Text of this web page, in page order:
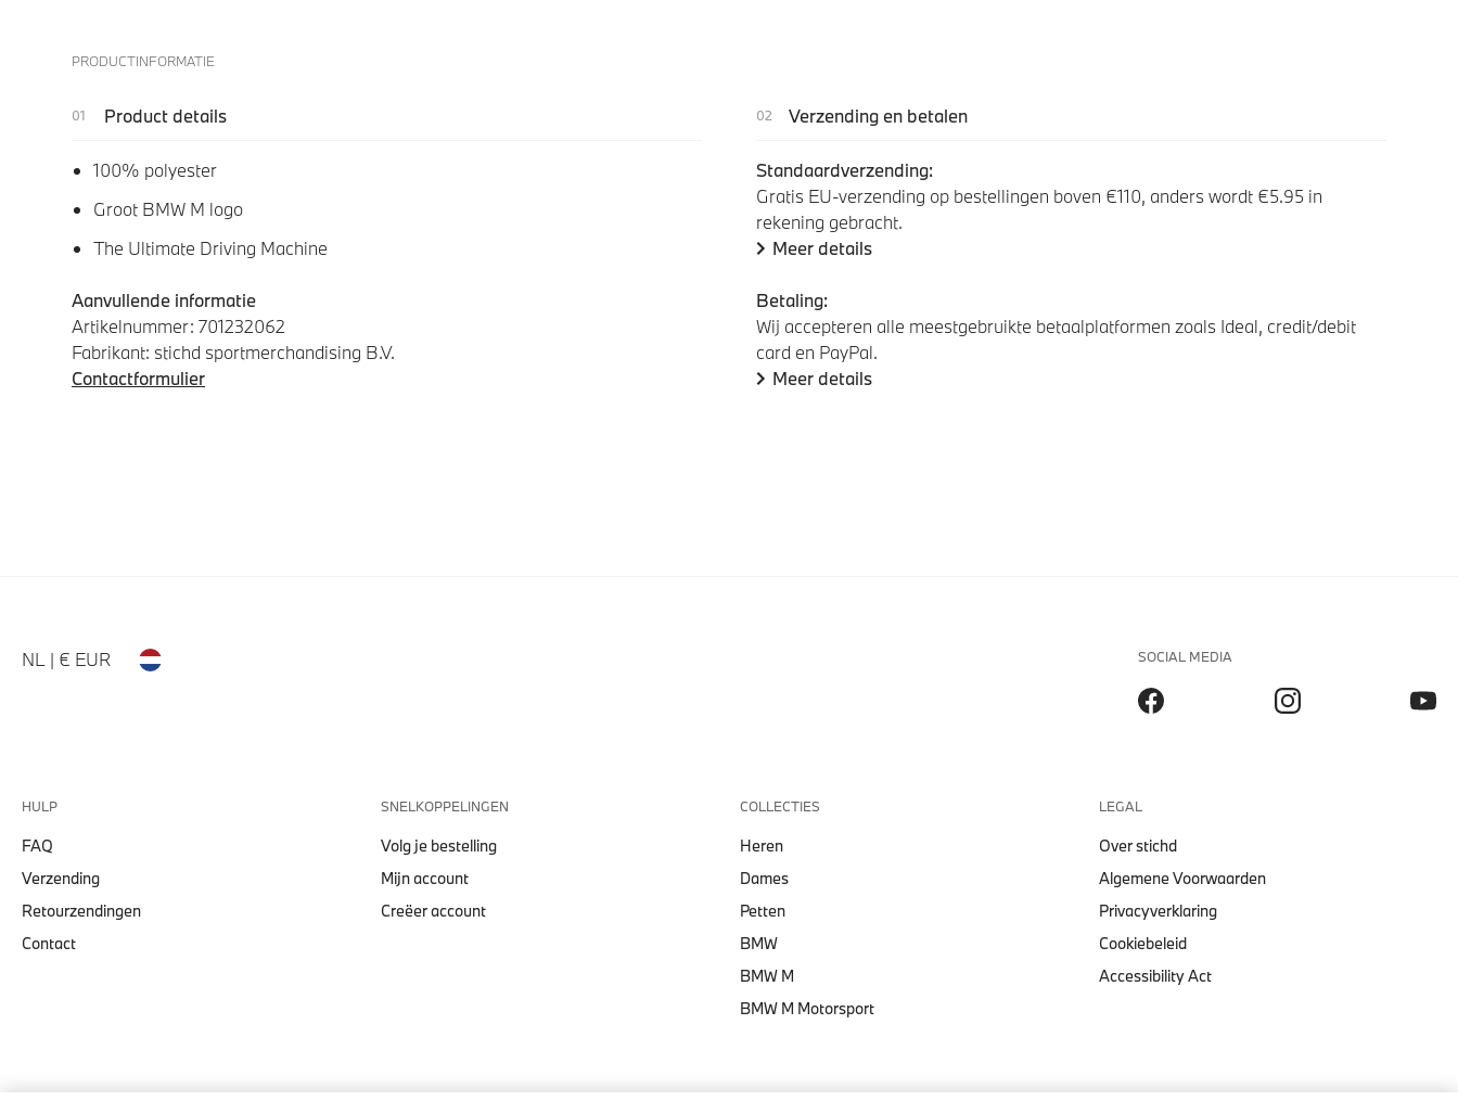
PRODUCTINFORMATIE
Product details
100% polyester
Groot BMW M logo
The Ultimate Driving Machine
Aanvullende informatie
Artikelnummer: 701232062
Fabrikant: stichd sportmerchandising B.V.
Contactformulier
Verzending en betalen
Standaardverzending:
Gratis EU-verzending op bestellingen boven €110, anders wordt €5.95 in
rekening gebracht.
Meer details
Betaling:
Wij accepteren alle meestgebruikte betaalplatformen zoals Ideal, credit/debit
card en PayPal.
Meer details
NL | € EUR SOCIAL MEDIA
HULP
FAQ
Verzending
Retourzendingen
Contact
SNELKOPPELINGEN
Volg je bestelling
Mijn account
Creëer account
COLLECTIES
Heren
Dames
Petten
BMW
BMW M
BMW M Motorsport
LEGAL
Over stichd
Algemene Voorwaarden
Privacyverklaring
Cookiebeleid
Accessibility Act